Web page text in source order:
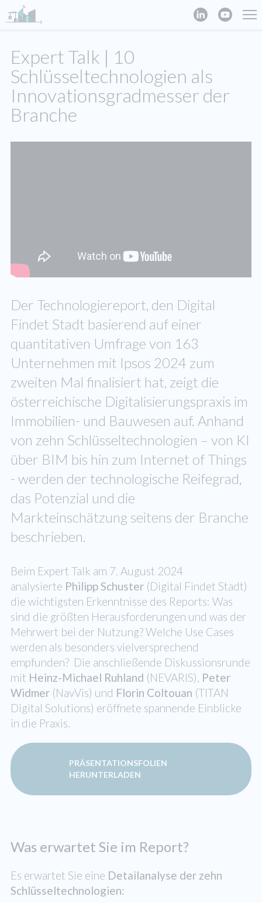
Expert Talk | 10
Schlüsseltechnologien als
Innovationsgradmesser der
Branche
Der Technologiereport, den Digital
Findet Stadt basierend auf einer
quantitativen Umfrage von 163
Unternehmen mit Ipsos 2024 zum
zweiten Mal finalisiert hat, zeigt die
österreichische Digitalisierungspraxis im
Immobilien- und Bauwesen auf. Anhand
von zehn Schlüsseltechnologien – von KI
über BIM bis hin zum Internet of Things
- werden der technologische Reifegrad,
das Potenzial und die
Markteinschätzung seitens der Branche
beschrieben.
Beim Expert Talk am 7. August 2024
analysierte Philipp Schuster (Digital Findet Stadt)
die wichtigsten Erkenntnisse des Reports: Was
sind die größten Herausforderungen und was der
Mehrwert bei der Nutzung? Welche Use Cases
werden als besonders vielversprechend
empfunden? Die anschließende Diskussionsrunde
mit Heinz-Michael Ruhland (NEVARIS), Peter
Widmer (NavVis) und Florin Coltouan (TITAN
Digital Solutions) eröffnete spannende Einblicke
in die Praxis.
PRÄSENTATIONSFOLIEN
HERUNTERLADEN
Was erwartet Sie im Report?
Es erwartet Sie eine Detailanalyse der zehn
Schlüsseltechnologien: